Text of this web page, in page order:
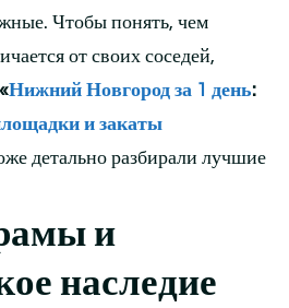
Чтобы понять, чем
от своих соседей,
«Нижний Новгород за 1 день:
и закаты
детально разбирали лучшие
и
наследие